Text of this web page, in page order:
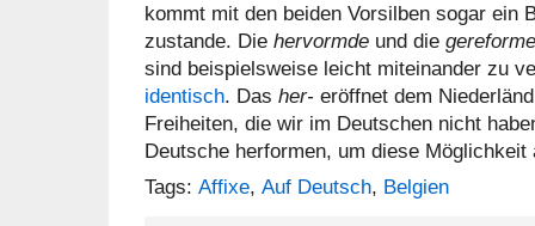
kommt mit den beiden Vorsilben sogar ein
zustande. Die hervormde und die
sind beispielsweise leicht miteinander zu
identisch. Das her- eröffnet dem
Freiheiten, die wir im Deutschen nicht
Deutsche herformen, um diese Möglichkeit
Tags: Affixe, Auf Deutsch, Belgien